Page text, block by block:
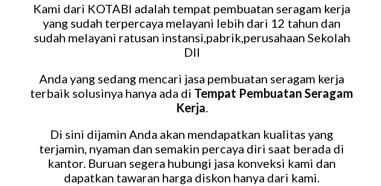
Kami dari KOTABI adalah tempat pembuatan seragam kerja
yang sudah terpercaya melayani lebih dari 12 tahun dan
sudah melayani ratusan instansi,pabrik,perusahaan Sekolah
Dll
Anda yang sedang mencari jasa pembuatan seragam kerja
terbaik solusinya hanya ada di Tempat Pembuatan Seragam
Kerja.
Di sini dijamin Anda akan mendapatkan kualitas yang
terjamin, nyaman dan semakin percaya diri saat berada di
kantor. Buruan segera hubungi jasa konveksi kami dan
dapatkan tawaran harga diskon hanya dari kami.